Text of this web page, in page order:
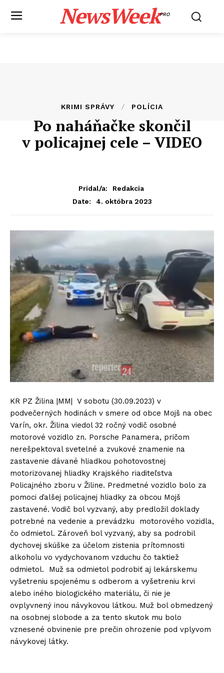
NewsWeekPRO
KRIMI SPRÁVY POLÍCIA
Po naháňačke skončil
v policajnej cele – VIDEO
Pridal/a:
Redakcia
Date:
4. októbra 2023
KR PZ Žilina |MM| V sobotu (30.09.2023) v
podvečerných hodinách v smere od obce Mojš na obec
Varín, okr. Žilina viedol 32 ročný vodič osobné
motorové vozidlo zn. Porsche Panamera, pričom
nerešpektoval svetelné a zvukové znamenie na
zastavenie dávané hliadkou pohotovostnej
motorizovanej hliadky Krajského riaditeľstva
Policajného zboru v Žiline. Predmetné vozidlo bolo za
pomoci ďalšej policajnej hliadky za obcou Mojš
zastavené. Vodič bol vyzvaný, aby predložil doklady
potrebné na vedenie a prevádzku motorového vozidla,
čo odmietol. Zároveň bol vyzvaný, aby sa podrobil
dychovej skúške za účelom zistenia prítomnosti
alkoholu vo vydychovanom vzduchu čo taktiež
odmietol. Muž sa odmietol podrobiť aj lekárskemu
vyšetreniu spojenému s odberom a vyšetreniu krvi
alebo iného biologického materiálu, či nie je
ovplyvnený inou návykovou látkou. Muž bol obmedzený
na osobnej slobode a za tento skutok mu bolo
vznesené obvinenie pre prečin ohrozenie pod vplyvom
návykovej látky.